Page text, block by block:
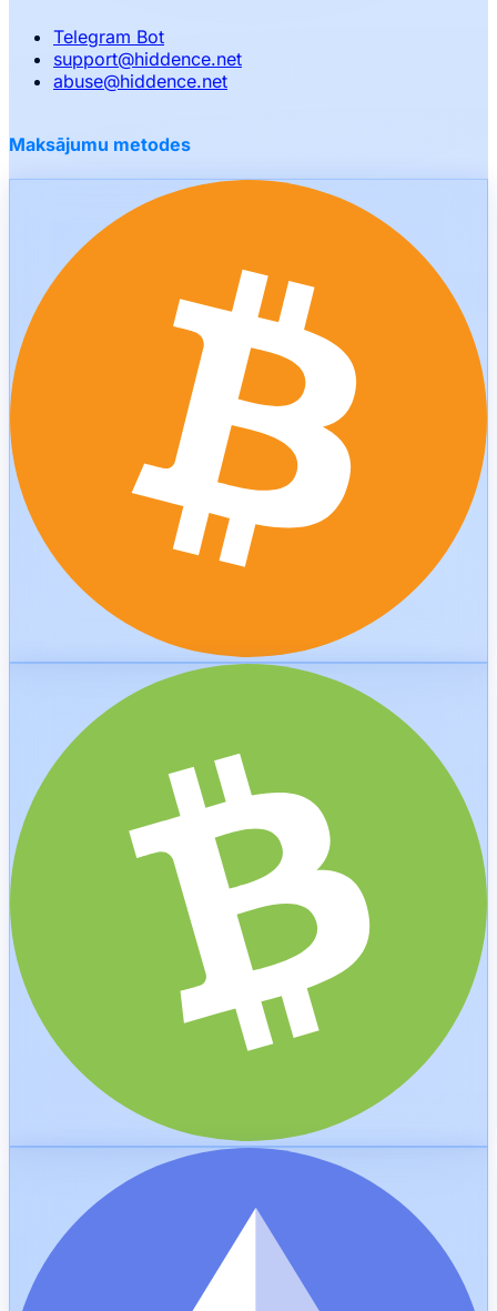
Telegram Bot
support@hiddence.net
abuse@hiddence.net
Maksājumu metodes